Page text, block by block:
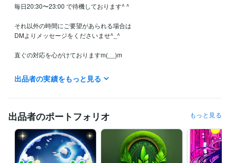
毎日20:30〜23:00 で待機しております^ ^
それ以外の時間にご要望があられる場合は
DMよりメッセージをくださいませ^_^
直ぐの対応を心がけておりますm(__)m
♦︎作品のは基本1～3日間頂いております
じっくり鑑定のご希望の方や解決まで時間を要する内容の場合は最低
もしお急ぎ案件があられる場合は
DMよりメッセージにてご相談を購入前に
頂きたく思います。
宜しくお願いいたします(^_^)
出品者の実績をもっと見る
出品者のポートフォリオ もっと見る